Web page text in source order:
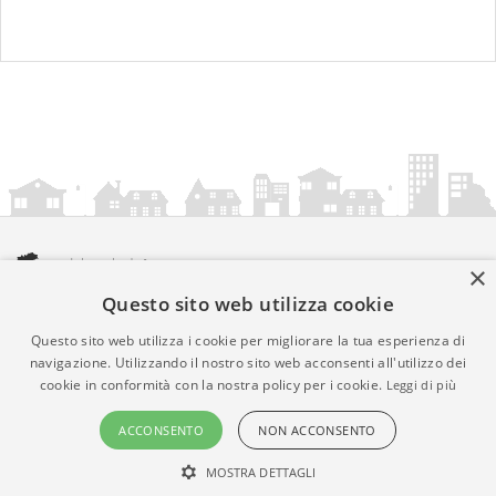
amministrazionicomunali.it è una iniziativa diartemedia.it
© Copyright MMXXIV - P.IVA 05400000724
Informazioni sul servizio |Informativa Privacy| Informativa
Cookies • Time 0.0133
×
Questo sito web utilizza cookie
Questo sito web utilizza i cookie per migliorare la tua esperienza di
navigazione. Utilizzando il nostro sito web acconsenti all'utilizzo dei
cookie in conformità con la nostra policy per i cookie. Leggi di più
ACCONSENTO NON ACCONSENTO
MOSTRA DETTAGLI